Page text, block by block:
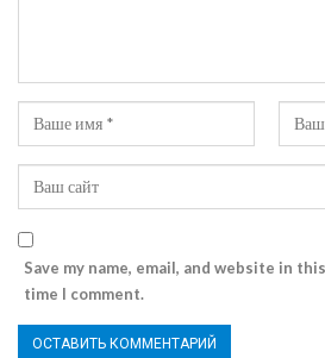
Save my name, email, and website in
time I comment.